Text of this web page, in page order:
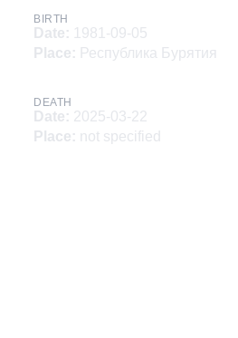
BIRTH
Date: 1981-09-05
Place: Республика Бурятия
DEATH
Date: 2025-03-22
Place: not specified